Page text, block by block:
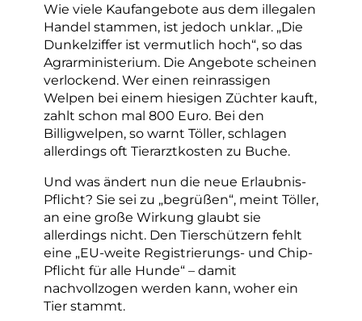
Wie viele Kaufangebote aus dem illegalen
Handel stammen, ist jedoch unklar. „Die
Dunkelziffer ist vermutlich hoch“, so das
Agrarministerium. Die Angebote scheinen
verlockend. Wer einen reinrassigen
Welpen bei einem hiesigen Züchter kauft,
zahlt schon mal 800 Euro. Bei den
Billigwelpen, so warnt Töller, schlagen
allerdings oft Tierarztkosten zu Buche.
Und was ändert nun die neue Erlaubnis-
Pflicht? Sie sei zu „begrüßen“, meint Töller,
an eine große Wirkung glaubt sie
allerdings nicht. Den Tierschützern fehlt
eine „EU-weite Registrierungs- und Chip-
Pflicht für alle Hunde“ – damit
nachvollzogen werden kann, woher ein
Tier stammt.